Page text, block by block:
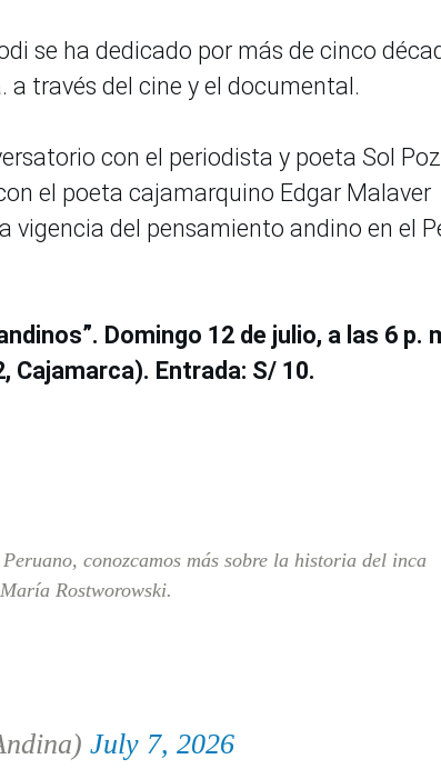
se ha dedicado por más de cinco
través del cine y el documental.
con el periodista y poeta Sol
el poeta cajamarquino Edgar Malaver
vigencia del pensamiento andino en el
Domingo 12 de julio, a las 6 p.
Cajamarca). Entrada: S/ 10.
conozcamos más sobre la historia del inca
Rostworowski.
July 7, 2026